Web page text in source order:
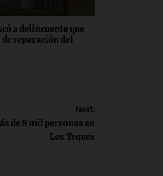
a delincuente que
reparación del
Next:
de 8 mil personas en
Los Teques